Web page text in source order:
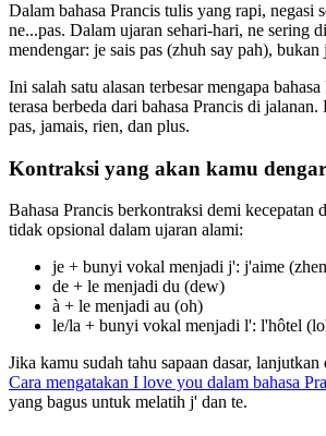
Dalam bahasa Prancis tulis yang rapi, negasi
ne...pas. Dalam ujaran sehari-hari, ne sering
mendengar: je sais pas (zhuh say pah), bukan
Ini salah satu alasan terbesar mengapa
terasa berbeda dari bahasa Prancis di
pas, jamais, rien, dan plus.
Kontraksi yang akan kamu
Bahasa Prancis berkontraksi demi kecepatan
tidak opsional dalam ujaran alami:
je + bunyi vokal menjadi j': j'aime
de + le menjadi du (dew)
à + le menjadi au (oh)
le/la + bunyi vokal menjadi l': l'hôtel
Jika kamu sudah tahu sapaan dasar, lanjutkan
Cara mengatakan I love you dalam bahasa
yang bagus untuk melatih j' dan te.